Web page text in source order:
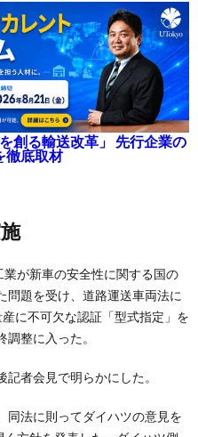
創る輸送改革」 先行企業の
徹底取材
が新車の安全性に関する国の
問題を受け、道路運送車両法に
に不可欠な認証「型式指定」を
整に入った。
者会見で明らかにした。
同法に則ってダイハツの意見を